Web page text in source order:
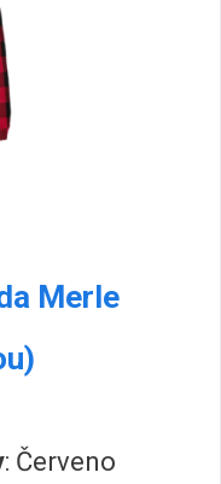
Merle
: Červeno